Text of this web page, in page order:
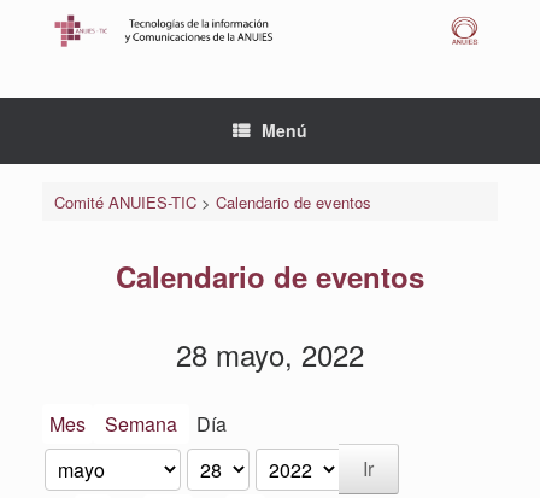
Menú
Comité ANUIES-TIC> Calendario de eventos
Calendario de eventos
28 mayo, 2022
Mes Semana Día
Mes
Día
Año